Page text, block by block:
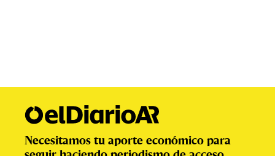
Necesitamos tu aporte económico para